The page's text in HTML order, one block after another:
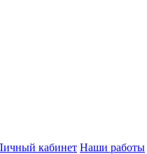
кабинет Наши работы